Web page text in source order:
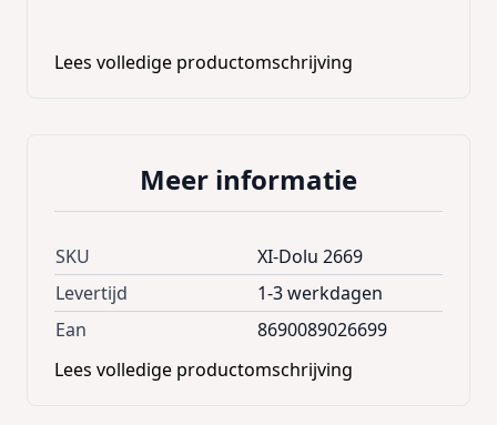
Lees volledige productomschrijving
Meer informatie
SKU
XI-Dolu 2669
Levertijd
1-3 werkdagen
Ean
8690089026699
Lees volledige productomschrijving